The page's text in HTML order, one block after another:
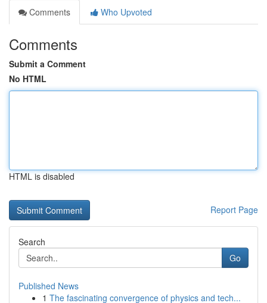
Comments
Who Upvoted
Comments
Submit a Comment
No HTML
HTML is disabled
Report Page
Search
Go
Published News
1 The fascinating convergence of physics and tech...